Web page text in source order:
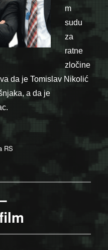
m
sudu
za
ratne
zločine
da je Tomislav Nikolić
a da je
Šešelj: Tomislav
RS